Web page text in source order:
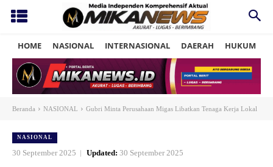
HOME NASIONAL INTERNASIONAL DAERAH HUKUM
Beranda NASIONAL Gubri Minta Perusahaan Migas Libatkan Tenaga Kerja Lokal
NASIONAL
30 September 2025 Updated: 30 September 2025